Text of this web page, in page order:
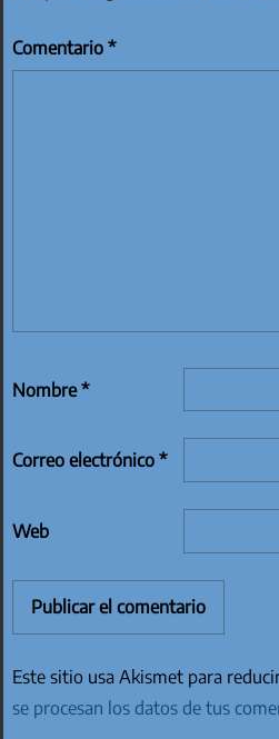
Comentario*
Nombre*
Correo electrónico*
Web
Este sitio usa Akismet para
se procesan los datos de tus